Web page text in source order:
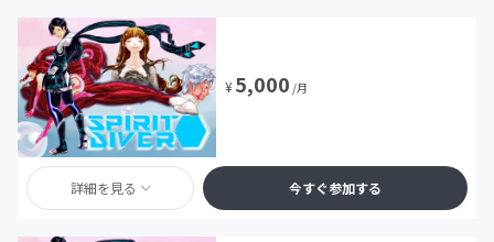
¥5,000 /月
詳細を見る 今すぐ参加する